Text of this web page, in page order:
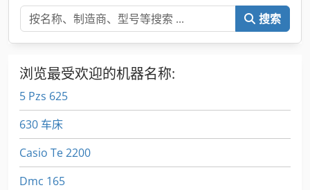
搜索
浏览最受欢迎的机器名称:
5 Pzs 625
630 车床
Casio Te 2200
Dmc 165